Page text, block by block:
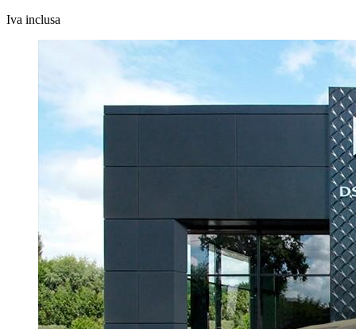
Iva inclusa